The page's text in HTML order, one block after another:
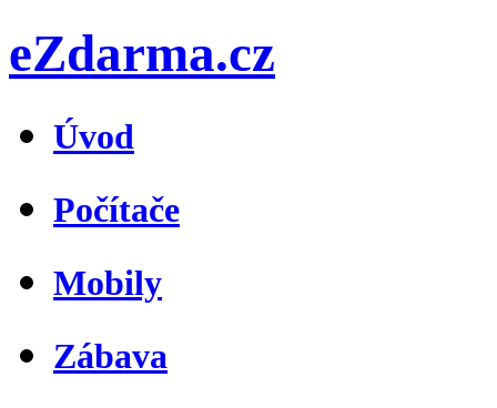
eZdarma.cz
Úvod
Počítače
Mobily
Zábava